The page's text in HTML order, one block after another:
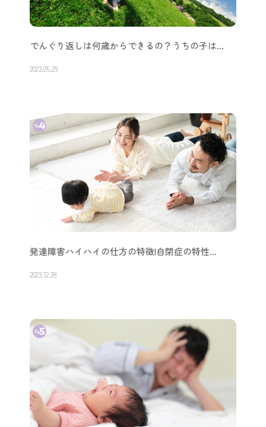
でんぐり返しは何歳からできるの？うちの子は…
2023.05.29
発達障害ハイハイの仕方の特徴|自閉症の特性…
2023.12.28